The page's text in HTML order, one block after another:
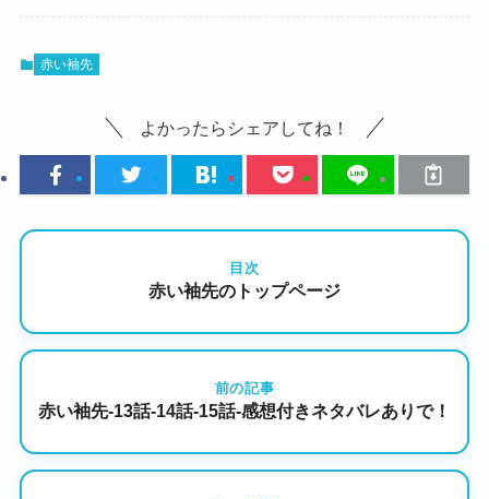
赤い袖先
よかったらシェアしてね！
目次
赤い袖先のトップページ
前の記事
赤い袖先-13話-14話-15話-感想付きネタバレありで！